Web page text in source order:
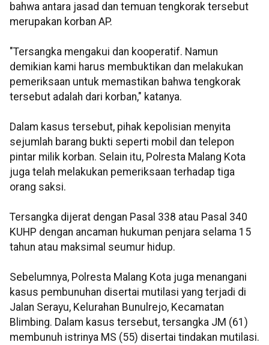
bahwa antara jasad dan temuan tengkorak tersebut
merupakan korban AP.
"Tersangka mengakui dan kooperatif. Namun
demikian kami harus membuktikan dan melakukan
pemeriksaan untuk memastikan bahwa tengkorak
tersebut adalah dari korban," katanya.
Dalam kasus tersebut, pihak kepolisian menyita
sejumlah barang bukti seperti mobil dan telepon
pintar milik korban. Selain itu, Polresta Malang Kota
juga telah melakukan pemeriksaan terhadap tiga
orang saksi.
Tersangka dijerat dengan Pasal 338 atau Pasal 340
KUHP dengan ancaman hukuman penjara selama 15
tahun atau maksimal seumur hidup.
Sebelumnya, Polresta Malang Kota juga menangani
kasus pembunuhan disertai mutilasi yang terjadi di
Jalan Serayu, Kelurahan Bunulrejo, Kecamatan
Blimbing. Dalam kasus tersebut, tersangka JM (61)
membunuh istrinya MS (55) disertai tindakan mutilasi.